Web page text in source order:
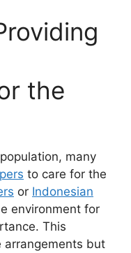
the
many
to care for the
or Indonesian
environment for
This
arrangements but